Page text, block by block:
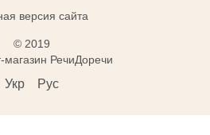
версия сайта
© 2019
магазин РечиДоречи
Укр Рус